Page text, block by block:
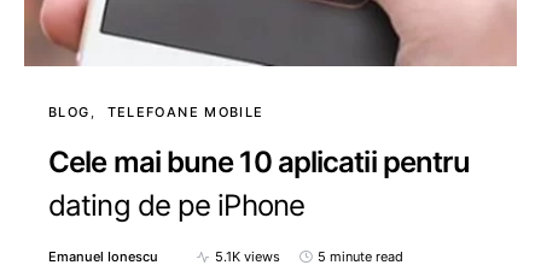
BLOG TELEFOANE MOBILE
Cele mai bune 10 aplicatii pentru
dating de pe iPhone
Emanuel Ionescu 5.1K views 5 minute read